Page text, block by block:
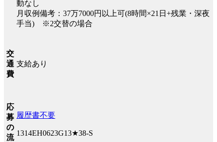
動なし
月収例備考：37万7000円以上可(8時間×21日+残業・深夜
手当) ※2交替の場合
交
通
費
支給あり
応
募
の
流
履歴書不要
1314EH0623G13★38-S